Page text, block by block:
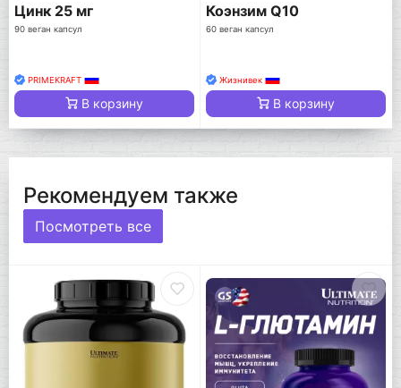
Цинк 25 мг
90 веган капсул
PRIMEKRAFT
В корзину
Коэнзим Q10
60 веган капсул
Жизнивек
В корзину
Рекомендуем также
Посмотреть все